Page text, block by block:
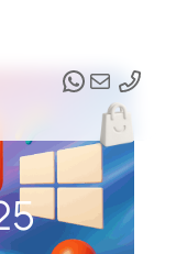
Email